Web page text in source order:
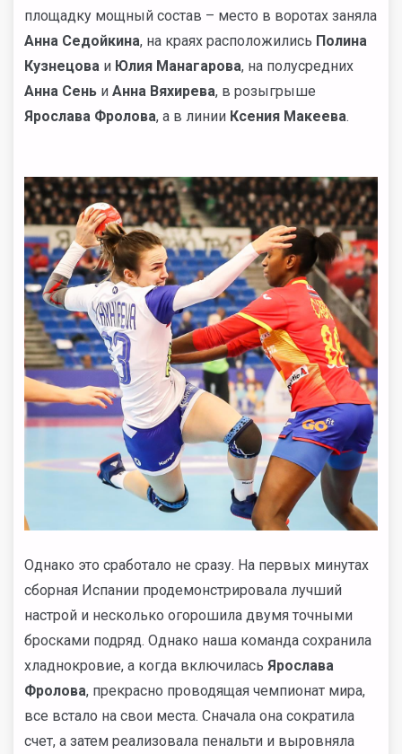
площадку мощный состав – место в воротах заняла
Анна Седойкина, на краях расположились Полина
Кузнецова и Юлия Манагарова, на полусредних
Анна Сень и Анна Вяхирева, в розыгрыше
Ярослава Фролова, а в линии Ксения Макеева.
Однако это сработало не сразу. На первых минутах
сборная Испании продемонстрировала лучший
настрой и несколько огорошила двумя точными
бросками подряд. Однако наша команда сохранила
хладнокровие, а когда включилась Ярослава
Фролова, прекрасно проводящая чемпионат мира,
все встало на свои места. Сначала она сократила
счет, а затем реализовала пенальти и выровняла